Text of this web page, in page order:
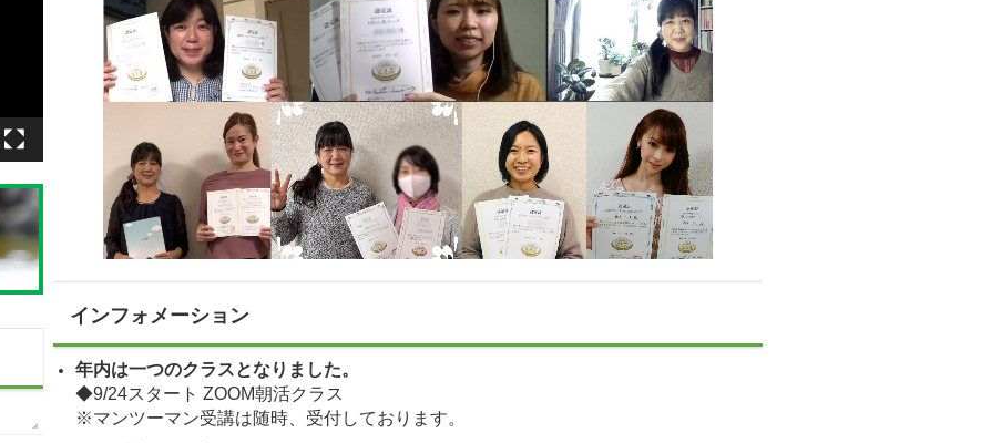
インフォメーション
年内は一つのクラスとなりました。
◆9/24スタート ZOOM朝活クラス
※マンツーマン受講は随時、受付しております。